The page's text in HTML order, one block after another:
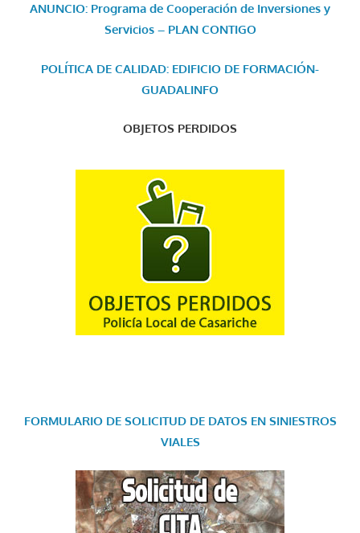
ANUNCIO: Programa de Cooperación de Inversiones y
Servicios – PLAN CONTIGO
POLÍTICA DE CALIDAD: EDIFICIO DE FORMACIÓN-
GUADALINFO
OBJETOS PERDIDOS
FORMULARIO DE SOLICITUD DE DATOS EN SINIESTROS
VIALES